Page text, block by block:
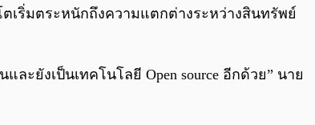
เริ่มตระหนักถึงความแตกต่างระหว่างสินทรัพย์
ยังเป็นเทคโนโลยี Open source อีกด้วย” นาย